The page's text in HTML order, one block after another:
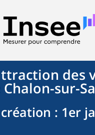
des
Chalon-sur-
: 1er